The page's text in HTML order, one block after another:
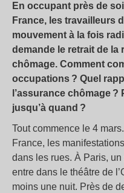
En occupant près de
France, les travailleurs
mouvement à la fois
demande le retrait de la
chômage. Comment
occupations ? Quel
l’assurance chômage
jusqu’à quand ?
Tout commence le 4
France, les
dans les rues. À Paris, un
entre dans le théâtre de
moins une nuit. Près de